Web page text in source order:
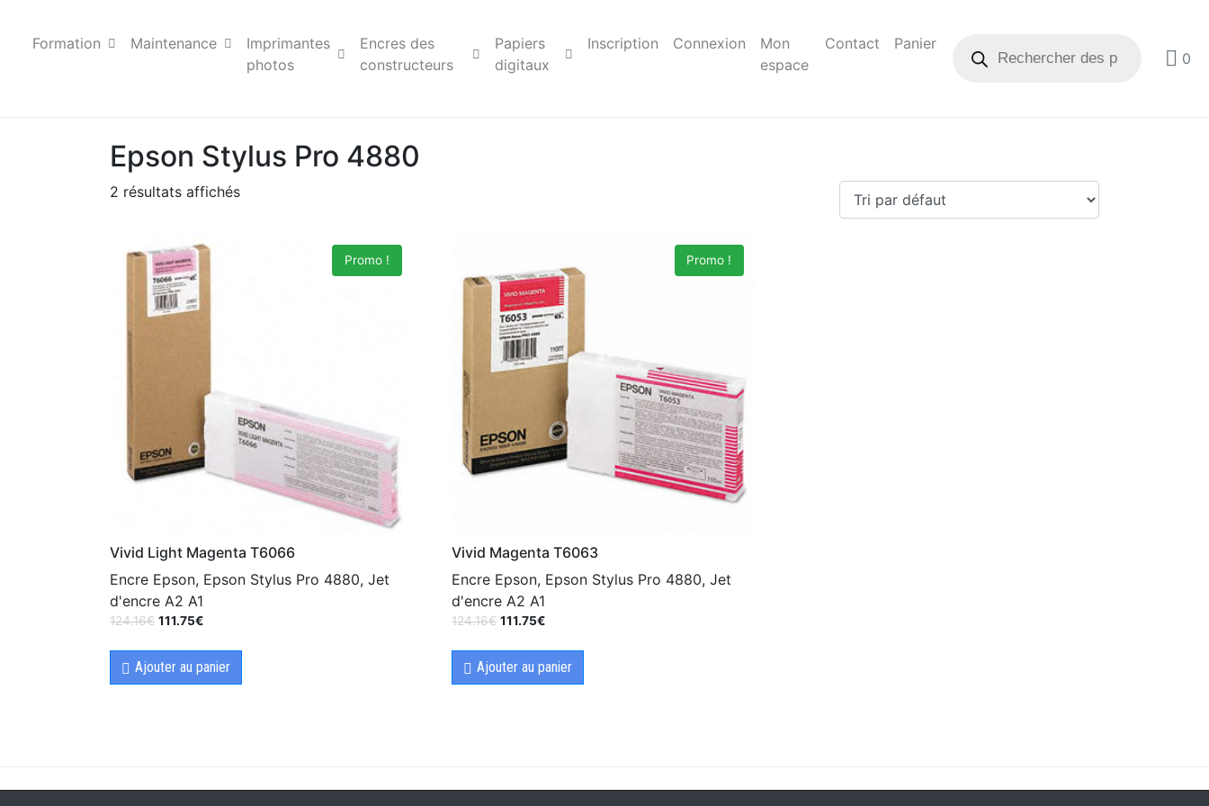
Formation Maintenance
Imprimantes
photos
Encres des
constructeurs
Papiers
digitaux
Inscription Connexion
Mon
espace
Contact
Panier
0
Epson Stylus Pro 4880
2 résultats affichés
Promo !
Vivid Light Magenta T6066
Encre Epson, Epson Stylus Pro 4880, Jet
d'encre A2 A1
124.16€ 111.75€
Ajouter au panier
Promo !
Vivid Magenta T6063
Encre Epson, Epson Stylus Pro 4880, Jet
d'encre A2 A1
124.16€ 111.75€
Ajouter au panier